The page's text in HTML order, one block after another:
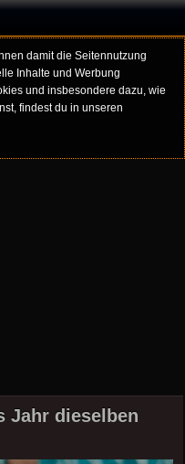
damit die Seitennutzung
Inhalte und Werbung
und insbesondere dazu, wie
findest du in unseren
Jahr dieselben